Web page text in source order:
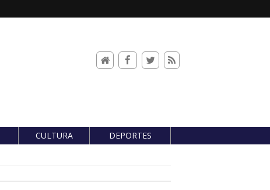
CULTURA DEPORTES